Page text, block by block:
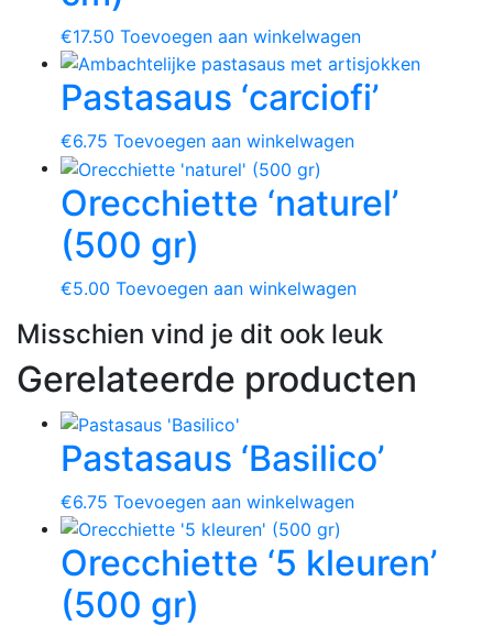
€17.50 Toevoegen aan winkelwagen
Pastasaus ‘carciofi’
€6.75 Toevoegen aan winkelwagen
Orecchiette ‘naturel’
(500 gr)
€5.00 Toevoegen aan winkelwagen
Misschien vind je dit ook leuk
Gerelateerde producten
Pastasaus ‘Basilico’
€6.75 Toevoegen aan winkelwagen
Orecchiette ‘5 kleuren’
(500 gr)